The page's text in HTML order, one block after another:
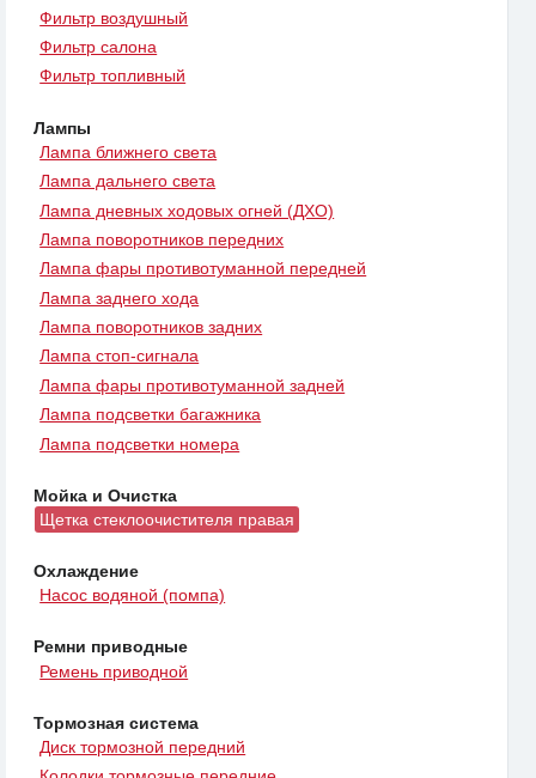
Фильтр воздушный
Фильтр салона
Фильтр топливный
Лампы
Лампа ближнего света
Лампа дальнего света
Лампа дневных ходовых огней (ДХО)
Лампа поворотников передних
Лампа фары противотуманной передней
Лампа заднего хода
Лампа поворотников задних
Лампа стоп-сигнала
Лампа фары противотуманной задней
Лампа подсветки багажника
Лампа подсветки номера
Мойка и Очистка
Щетка стеклоочистителя правая
Охлаждение
Насос водяной (помпа)
Ремни приводные
Ремень приводной
Тормозная система
Диск тормозной передний